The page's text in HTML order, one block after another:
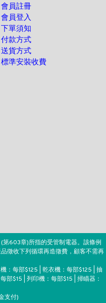
會員註冊
會員登入
下單須知
付款方式
送貨方式
標準安裝收費
603章)所指的受管制電器。該條例
徵收下列循環再造徵費，顧客不需再
：每部$125 | 乾衣機：每部$125 | 抽
部$15 | 列印機：每部$15 | 掃瞄器：
支付)